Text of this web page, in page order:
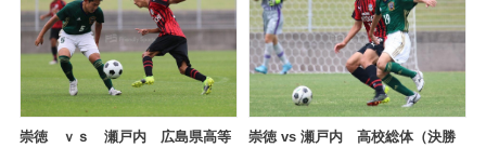
崇徳 ｖｓ 瀬戸内 広島県高等
崇徳 vs 瀬戸内 高校総体（決勝